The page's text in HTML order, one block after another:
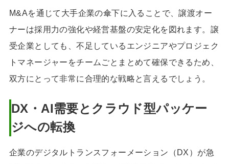
M&Aを通じて大手企業の傘下に入ることで、譲渡オー
ナーは採用力の強化や経営基盤の安定化を図れます。譲
受企業としても、不足しているエンジニアやプロジェク
トマネージャーをチームごとまとめて確保できるため、
双方にとって非常に合理的な戦略と言えるでしょう。
DX・AI需要とクラウド型パッケー
ジへの転換
企業のデジタルトランスフォーメーション（DX）が急